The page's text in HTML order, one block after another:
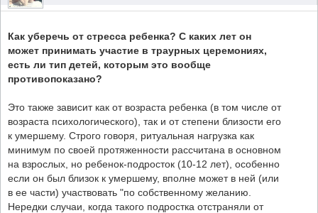
Как уберечь от стресса ребенка? С каких лет он
может принимать участие в траурных церемониях,
есть ли тип детей, которым это вообще
противопоказано?
Это также зависит как от возраста ребенка (в том числе от
возраста психологического), так и от степени близости его
к умершему. Строго говоря, ритуальная нагрузка как
минимум по своей протяженности рассчитана в основном
на взрослых, но ребенок-подросток (10-12 лет), особенно
если он был близок к умершему, вполне может в ней (или
в ее части) участвовать "по собственному желанию.
Нередки случаи, когда такого подростка отстраняли от